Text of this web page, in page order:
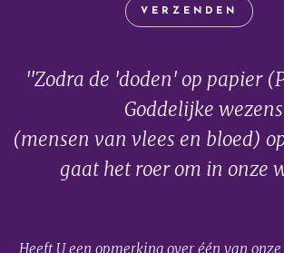
VERZENDEN
"Zodra de 'doden' op papier
Goddelijke wezens
(mensen van vlees en bloed)
gaat het roer om in onze
Heeft U een opmerking over één van